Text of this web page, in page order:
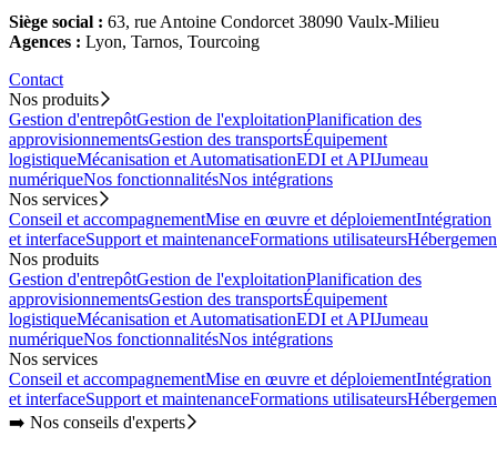
Siège social : 63, rue Antoine Condorcet 38090 Vaulx-Milieu
Agences : Lyon, Tarnos, Tourcoing
Contact
Nos produits
Gestion d'entrepôtGestion de l'exploitationPlanification des
approvisionnementsGestion des transportsÉquipement
logistiqueMécanisation et AutomatisationEDI et APIJumeau
numériqueNos fonctionnalitésNos intégrations
Nos services
Conseil et accompagnementMise en œuvre et déploiementIntégration
et interfaceSupport et maintenanceFormations utilisateurs
Nos produits
Gestion d'entrepôtGestion de l'exploitationPlanification des
approvisionnementsGestion des transportsÉquipement
logistiqueMécanisation et AutomatisationEDI et APIJumeau
numériqueNos fonctionnalitésNos intégrations
Nos services
Conseil et accompagnementMise en œuvre et déploiementIntégration
et interfaceSupport et maintenanceFormations utilisateurs
➡️ Nos conseils d'experts